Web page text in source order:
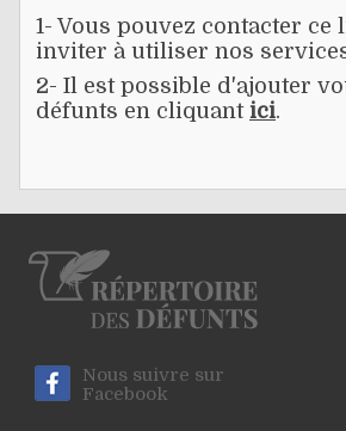
1- Vous pouvez contacter ce
inviter à utiliser nos
2- Il est possible d'ajouter
défunts en cliquant ici.
Nous suivre sur
Facebook